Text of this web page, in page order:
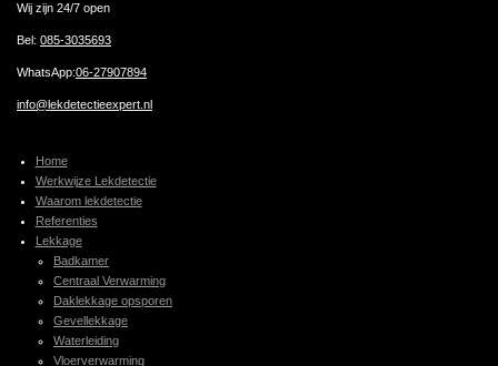
Wij zijn 24/7 open
Bel: 085-3035693
WhatsApp:06-27907894
info@lekdetectieexpert.nl
Home
Werkwijze Lekdetectie
Waarom lekdetectie
Referenties
Lekkage
Badkamer
Centraal Verwarming
Daklekkage opsporen
Gevellekkage
Waterleiding
Vloerverwarming